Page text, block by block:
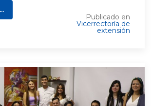
Publicado en
Vicerrectoría de
extensión